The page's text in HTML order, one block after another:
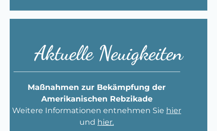
Aktuelle Neuigkeiten
Maßnahmen zur Bekämpfung der
Amerikanischen Rebzikade
Weitere Informationen entnehmen Sie hier
und hier.